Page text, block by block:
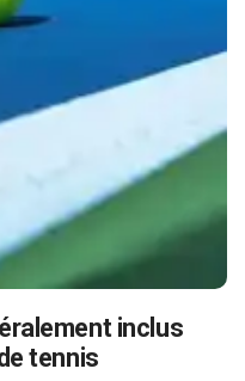
inclus
tennis